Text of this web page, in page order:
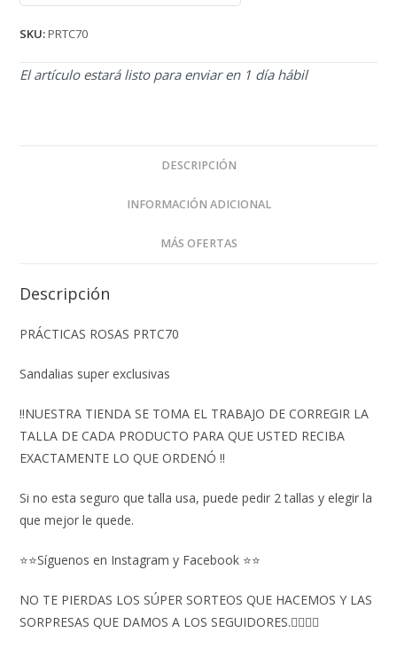
SKU:PRTC70
El artículo estará listo para enviar en 1 día hábil
DESCRIPCIÓN
INFORMACIÓN ADICIONAL
MÁS OFERTAS
Descripción
PRÁCTICAS ROSAS PRTC70
Sandalias super exclusivas
‼️NUESTRA TIENDA SE TOMA EL TRABAJO DE CORREGIR LA
TALLA DE CADA PRODUCTO PARA QUE USTED RECIBA
EXACTAMENTE LO QUE ORDENÓ ‼️
Si no esta seguro que talla usa, puede pedir 2 tallas y elegir la
que mejor le quede.
⭐⭐Síguenos en Instagram y Facebook ⭐⭐
NO TE PIERDAS LOS SÚPER SORTEOS QUE HACEMOS Y LAS
SORPRESAS QUE DAMOS A LOS SEGUIDORES.👇🏻👇🏻